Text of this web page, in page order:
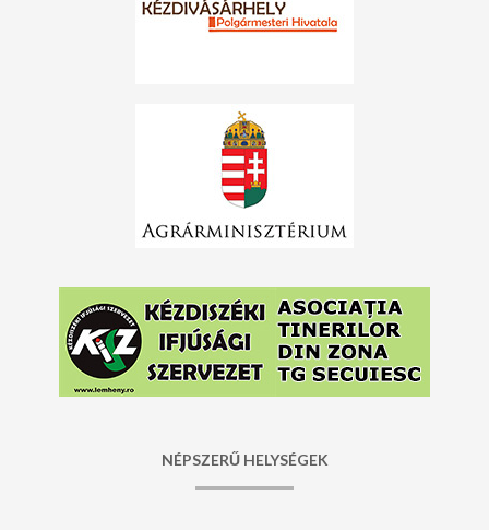
NÉPSZERŰ HELYSÉGEK